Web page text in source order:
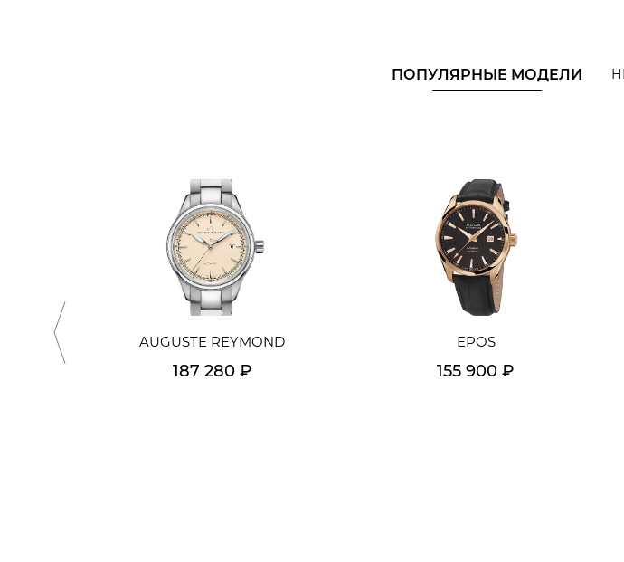
ПОПУЛЯРНЫЕ МОДЕЛИ
AUGUSTE REYMOND
187 280 ₽
EPOS
155 900 ₽